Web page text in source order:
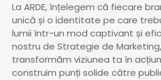
La ARDE, înțelegem că fiecare
unică și o identitate pe care
lumii într-un mod captivant și
nostru de Strategie de
transformăm viziunea ta în
construim punți solide către